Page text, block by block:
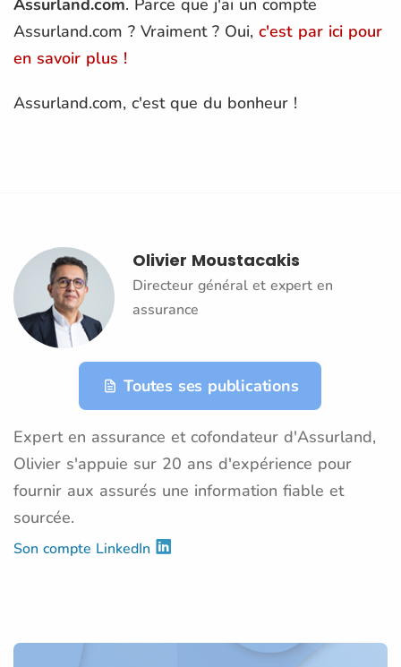
Assurland.com ? Vraiment ? Oui, c'est par ici pour
en savoir plus !
Assurland.com, c'est que du bonheur !
Olivier Moustacakis
Directeur général et expert en
assurance
Toutes ses publications
Expert en assurance et cofondateur d'Assurland,
Olivier s'appuie sur 20 ans d'expérience pour
fournir aux assurés une information fiable et
sourcée.
Son compte LinkedIn